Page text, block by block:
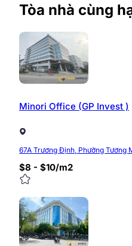
Tòa nhà cùng
Minori Office (GP Invest )
67A Trương Định, Phường Tương
$8 - $10/m2